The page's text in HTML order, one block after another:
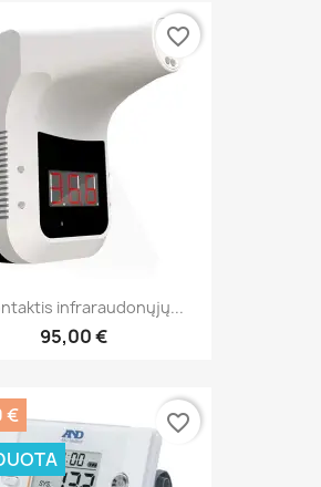
infraraudonųjų...
95,00 €
favorite_border
€
favorite_border